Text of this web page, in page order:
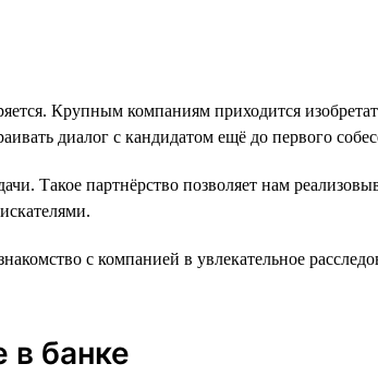
Крупным компаниям приходится
диалог с кандидатом ещё до первого
Такое партнёрство позволяет нам
с компанией в увлекательное
в банке